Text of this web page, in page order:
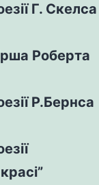
Г. Скелса
Роберта
Р.Бернса